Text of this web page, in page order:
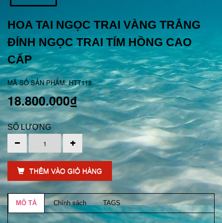
HOA TAI NGỌC TRAI VÀNG TRẮNG
ĐÍNH NGỌC TRAI TÍM HỒNG CAO
CẤP
MÃ SỐ SẢN PHẨM: HTT118
18.800.000₫
SỐ LƯỢNG
THÊM VÀO GIỎ HÀNG
MÔ TẢ Chính sách TAGS